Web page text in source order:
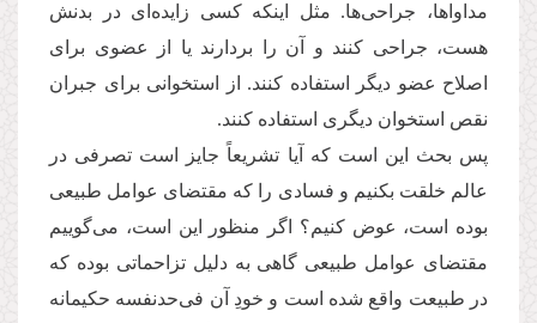
مداواها، جراحی‌ها. مثل اینكه كسی زایده‌ای در بدنش
هست، جراحی كنند و آن را بردارند یا از عضوی برای
اصلاح عضو دیگر استفاده كنند. از استخوانی برای جبران
نقص استخوان دیگری استفاده كنند.
پس بحث این است كه آیا تشریعاً جایز است تصرفی در
عالم خلقت بكنیم و فسادی را كه مقتضای عوامل طبیعی
بوده است، عوض كنیم؟ اگر منظور این است، می‌گوییم
مقتضای عوامل طبیعی گاهی به دلیل تزاحماتی بوده كه
در طبیعت واقع شده است و خودِ آن فی‌حدنفسه حكیمانه